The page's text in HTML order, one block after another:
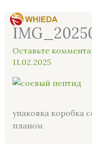
содержимому
Оставьте
11.02.2025
упаковка коробка
планом